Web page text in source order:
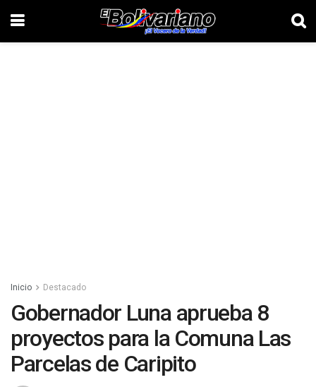
Inicio Destacado
Gobernador Luna aprueba 8
proyectos para la Comuna Las
Parcelas de Caripito